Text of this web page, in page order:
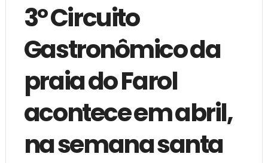
3º Circuito
Gastronômico da
praia do Farol
acontece em abril,
na semana santa